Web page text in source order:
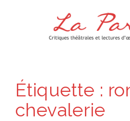
Étiquette :
chevalerie